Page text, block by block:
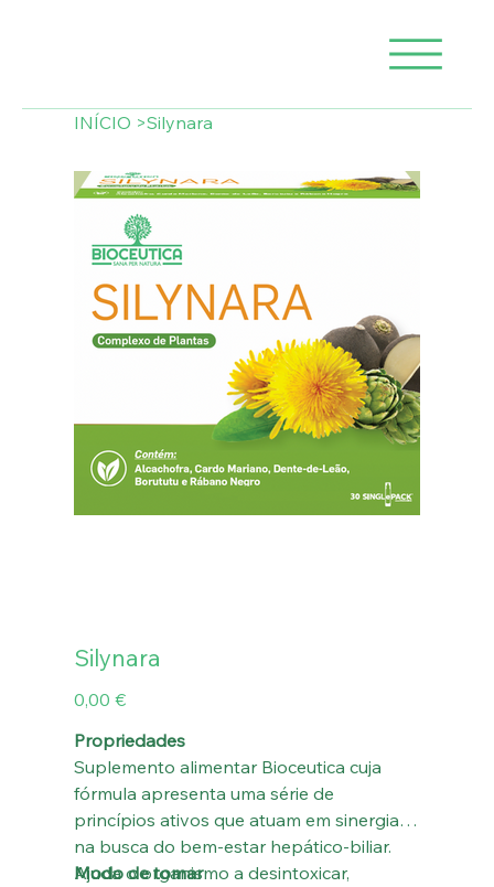
INÍCIO >Silynara
Silynara
Preço
0,00 €
Propriedades
Suplemento alimentar Bioceutica cuja
fórmula apresenta uma série de
princípios ativos que atuam em sinergia
na busca do bem-estar hepático-biliar.
Ajuda o organismo a desintoxicar,
Modo de tomar